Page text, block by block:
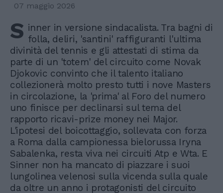
07 maggio 2026
S inner in versione sindacalista. Tra bagni di
folla, deliri, 'santini' raffiguranti l'ultima
divinità del tennis e gli attestati di stima da
parte di un 'totem' del circuito come Novak
Djokovic convinto che il talento italiano
collezionerà molto presto tutti i nove Masters
in circolazione, la 'prima' al Foro del numero
uno finisce per declinarsi sul tema del
rapporto ricavi-prize money nei Major.
L'ipotesi del boicottaggio, sollevata con forza
a Roma dalla campionessa bielorussa Iryna
Sabalenka, resta viva nei circuiti Atp e Wta. E
Sinner non ha mancato di piazzare i suoi
lungolinea velenosi sulla vicenda sulla quale
da oltre un anno i protagonisti del circuito